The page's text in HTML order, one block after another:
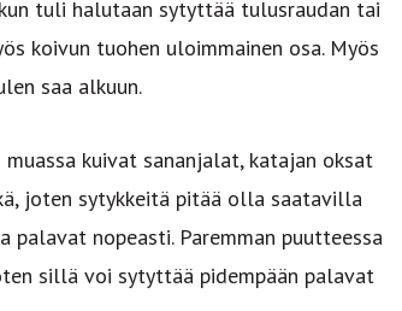
tuli halutaan sytyttää tulusraudan tai
koivun tuohen uloimmainen osa. Myös
saa alkuun.
kuivat sananjalat, katajan oksat
joten sytykkeitä pitää olla saatavilla
nopeasti. Paremman puutteessa
sillä voi sytyttää pidempään palavat